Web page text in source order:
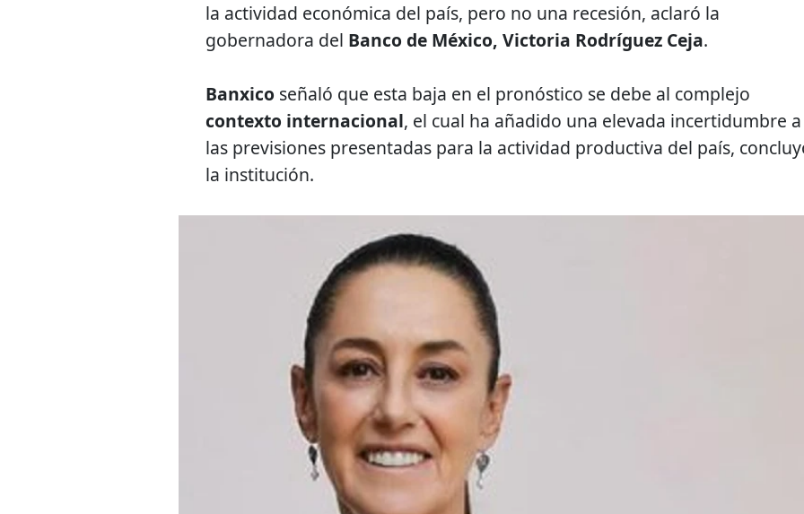
la actividad económica del país, pero no una recesión, aclaró la
gobernadora del Banco de México, Victoria Rodríguez Ceja.
Banxico señaló que esta baja en el pronóstico se debe al complejo
contexto internacional, el cual ha añadido una elevada incertidumbre a
las previsiones presentadas para la actividad productiva del país,
la institución.